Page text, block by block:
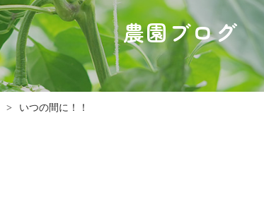
農園ブログ
いつの間に！！